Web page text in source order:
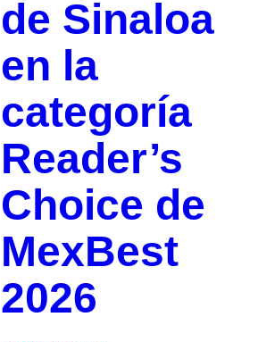
de Sinaloa
en la
categoría
Reader’s
Choice de
MexBest
2026